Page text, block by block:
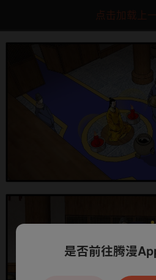
点击加载上
本章节仅支持App阅读
是否前往腾漫